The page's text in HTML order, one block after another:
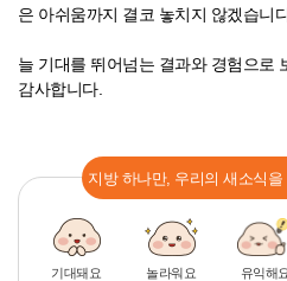
은 아쉬움까지 결코 놓치지 않겠습니
늘 기대를 뛰어넘는 결과와 경험으로
감사합니다.
지방 하나만, 우리의 새소식을
기대돼요 놀라워요 유익해